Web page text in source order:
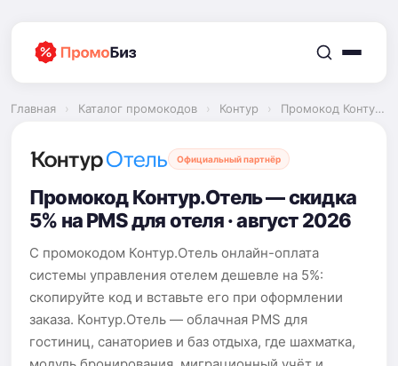
содержимому
Главная › Каталог промокодов › Контур › Промокод Контур.Отель
Официальный партнёр
Промокод Контур.Отель — скидка
5% на PMS для отеля · август 2026
С промокодом Контур.Отель онлайн-оплата
системы управления отелем дешевле на 5%:
скопируйте код и вставьте его при оформлении
заказа. Контур.Отель — облачная PMS для
гостиниц, санаториев и баз отдыха, где шахматка,